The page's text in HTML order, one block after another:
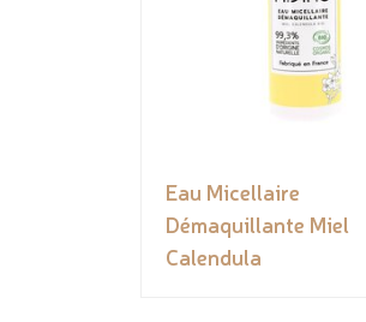
Eau Micellaire
Démaquillante Miel
Calendula